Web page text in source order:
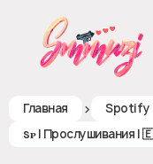
Главная > Spotify
sᴘ | Прослушивания |